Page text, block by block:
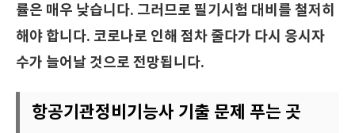
률은 매우 낮습니다. 그러므로 필기시험 대비를 철저히
해야 합니다. 코로나로 인해 점차 줄다가 다시 응시자
수가 늘어날 것으로 전망됩니다.
항공기관정비기능사 기출 문제 푸는 곳